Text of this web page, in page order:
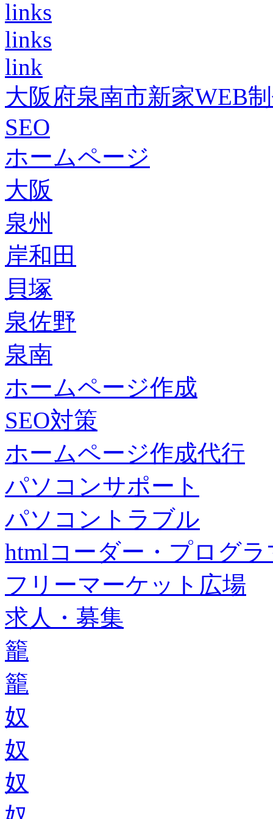
links
links
link
大阪府泉南市新家WEB
SEO
ホームページ
大阪
泉州
岸和田
貝塚
泉佐野
泉南
ホームページ作成
SEO対策
ホームページ作成代行
パソコンサポート
パソコントラブル
htmlコーダー・プログラ
フリーマーケット広場
求人・募集
籠
籠
奴
奴
奴